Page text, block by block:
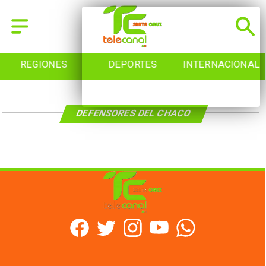
REGIONES DEPORTES INTERNACIONAL
DEFENSORES DEL CHACO